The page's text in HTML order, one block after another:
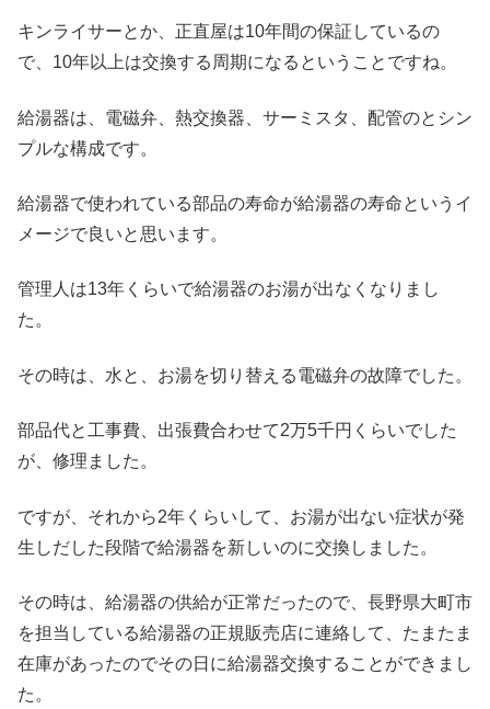
キンライサーとか、正直屋は10年間の保証しているの
で、10年以上は交換する周期になるということですね。
給湯器は、電磁弁、熱交換器、サーミスタ、配管のとシン
プルな構成です。
給湯器で使われている部品の寿命が給湯器の寿命というイ
メージで良いと思います。
管理人は13年くらいで給湯器のお湯が出なくなりまし
た。
その時は、水と、お湯を切り替える電磁弁の故障でした。
部品代と工事費、出張費合わせて2万5千円くらいでした
が、修理ました。
ですが、それから2年くらいして、お湯が出ない症状が発
生しだした段階で給湯器を新しいのに交換しました。
その時は、給湯器の供給が正常だったので、長野県大町市
を担当している給湯器の正規販売店に連絡して、たまたま
在庫があったのでその日に給湯器交換することができまし
た。